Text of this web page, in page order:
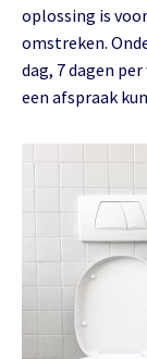
oplossing is
omstreken.
dag, 7 dagen
een afspraak